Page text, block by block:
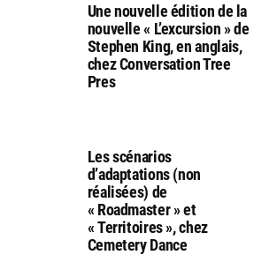
Une nouvelle édition de la
nouvelle « L’excursion » de
Stephen King, en anglais,
chez Conversation Tree
Pres
Les scénarios
d’adaptations (non
réalisées) de
« Roadmaster » et
« Territoires », chez
Cemetery Dance